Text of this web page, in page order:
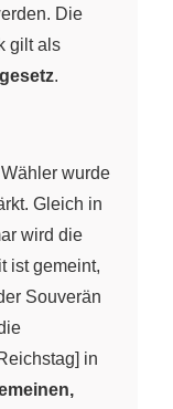
Die
gilt als
.
wurde
Gleich in
wird die
ist gemeint,
Souverän
in